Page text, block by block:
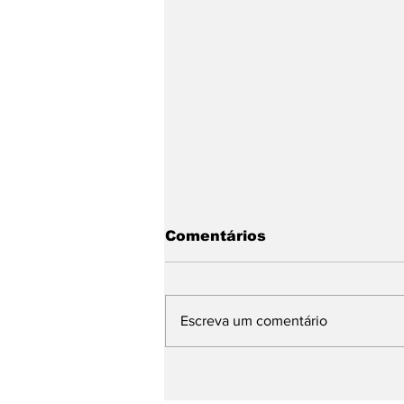
Comentários
Escreva um comentário